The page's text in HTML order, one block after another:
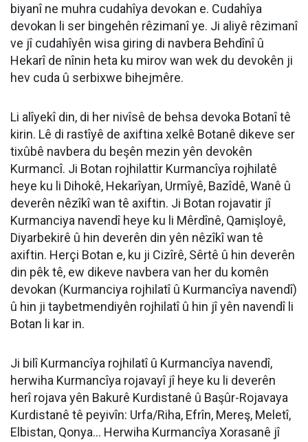
biyanî ne muhra cudahîya devokan e. Cudahîya
devokan li ser bingehên rêzimanî ye. Ji aliyê rêzimanî
ve jî cudahîyên wisa giring di navbera Behdînî û
Hekarî de nînin heta ku mirov wan wek du devokên ji
hev cuda û serbixwe bihejmêre.
Li alîyekî din, di her nivîsê de behsa devoka Botanî tê
kirin. Lê di rastîyê de axiftina xelkê Botanê dikeve ser
tixûbê navbera du beşên mezin yên devokên
Kurmancî. Ji Botan rojhilattir Kurmancîya rojhilatê
heye ku li Dihokê, Hekarîyan, Urmîyê, Bazîdê, Wanê û
deverên nêzîkî wan tê axiftin. Ji Botan rojavatir jî
Kurmanciya navendî heye ku li Mêrdînê, Qamişloyê,
Diyarbekirê û hin deverên din yên nêzîkî wan tê
axiftin. Herçi Botan e, ku ji Cizîrê, Sêrtê û hin deverên
din pêk tê, ew dikeve navbera van her du komên
devokan (Kurmanciya rojhilatî û Kurmancîya navendî)
û hin ji taybetmendiyên rojhilatî û hin jî yên navendî li
Botan li kar in.
Ji bilî Kurmancîya rojhilatî û Kurmancîya navendî,
herwiha Kurmancîya rojavayî jî heye ku li deverên
herî rojava yên Bakurê Kurdistanê û Başûr-Rojavaya
Kurdistanê tê peyivîn: Urfa/Riha, Efrîn, Mereş, Meletî,
Elbistan, Qonya… Herwiha Kurmancîya Xorasanê jî